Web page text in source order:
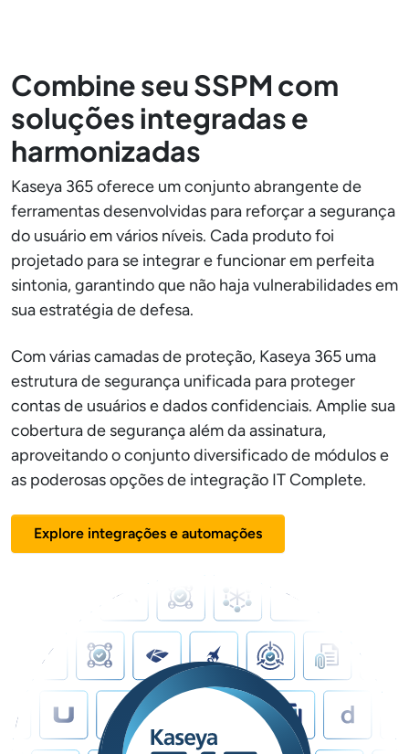
Combine seu SSPM com
soluções integradas e
harmonizadas
Kaseya 365 oferece um conjunto abrangente de
ferramentas desenvolvidas para reforçar a segurança
do usuário em vários níveis. Cada produto foi
projetado para se integrar e funcionar em perfeita
sintonia, garantindo que não haja vulnerabilidades em
sua estratégia de defesa.
Com várias camadas de proteção, Kaseya 365 uma
estrutura de segurança unificada para proteger
contas de usuários e dados confidenciais. Amplie sua
cobertura de segurança além da assinatura,
aproveitando o conjunto diversificado de módulos e
as poderosas opções de integração IT Complete.
Explore integrações e automações